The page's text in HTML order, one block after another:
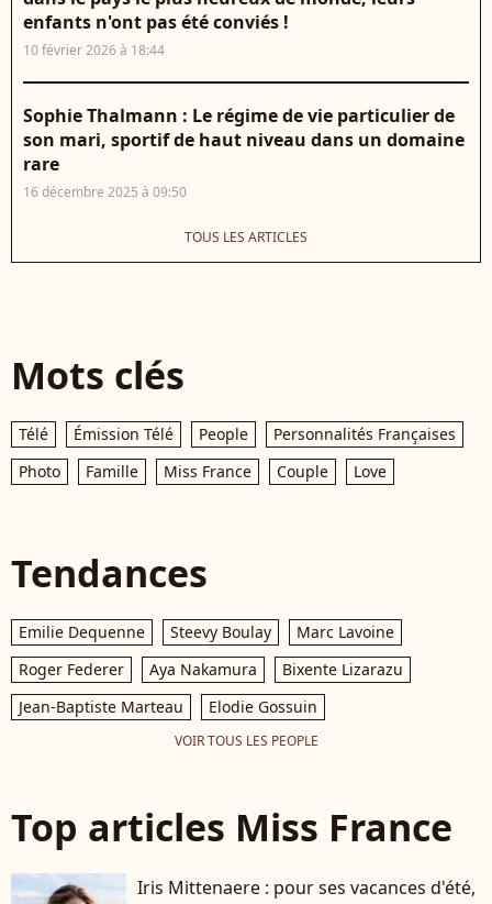
enfants n'ont pas été conviés !
10 février 2026 à 18:44
Sophie Thalmann : Le régime de vie particulier de
son mari, sportif de haut niveau dans un domaine
rare
16 décembre 2025 à 09:50
TOUS LES ARTICLES
Mots clés
Télé Émission Télé People
Personnalités Françaises
Photo
Famille Miss France Couple Love
Tendances
Emilie Dequenne Steevy Boulay
Marc Lavoine
Roger Federer
Aya Nakamura
Bixente Lizarazu
Jean-Baptiste Marteau
Elodie Gossuin
VOIR TOUS LES PEOPLE
Top articles Miss France
Iris Mittenaere : pour ses vacances d'été,